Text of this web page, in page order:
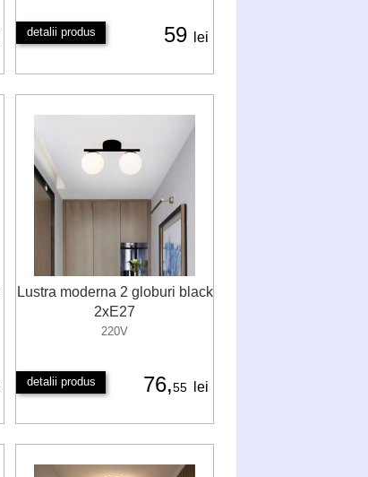
detalii produs 59 lei
Lustra moderna 2 globuri black
2xE27
220V
detalii produs 76,55 lei